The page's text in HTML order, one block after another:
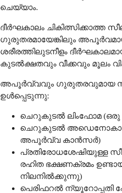
ചെയ്യാം.
ദീർഘകാലം ചികിത്സിക്കാത്ത
ഗുരുതരമായേങ്കിലും
ശരീരത്തിലുടനീളം
കുടൽക്ഷതവും വീക്കവും മൂലം
അപൂർവ്വവും ഗുരുതരവുമായ
ഉൾപ്പെടുന്നു:
ചെറുകുടൽ ലിംഫോമ (ഒരു
ചെറുകുടൽ
അപൂർവ്വ കാൻസർ)
പ്രതിരോധശേഷിയുള്ള
രഹിത ഭക്ഷണക്രമം
നിലനിൽക്കുന്നു)
പെരിഫറൽ ന്യൂറോപ്പതി